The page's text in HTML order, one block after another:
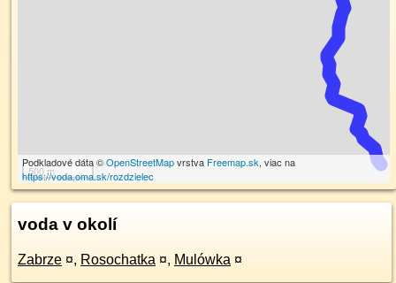
500 m
Podkladové dáta ©OpenStreetMapvrstva Freemap.sk, viac na
https://voda.oma.sk/rozdzielec
voda v okolí
Zabrze ¤, Rosochatka ¤, Mulówka ¤